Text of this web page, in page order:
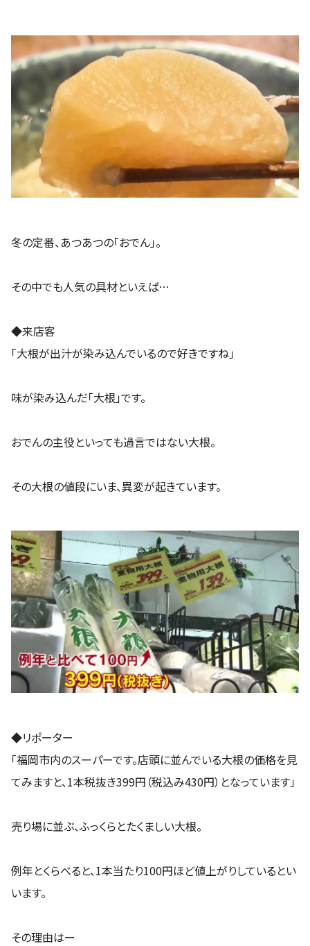
冬の定番、あつあつの「おでん」。
その中でも人気の具材といえば…
◆来店客
「大根が出汁が染み込んでいるので好きですね」
味が染み込んだ「大根」です。
おでんの主役といっても過言ではない大根。
その大根の値段にいま、異変が起きています。
◆リポーター
「福岡市内のスーパーです。店頭に並んでいる大根の価格を見
てみますと、1本税抜き399円（税込み430円）となっています」
売り場に並ぶ、ふっくらとたくましい大根。
例年とくらべると、1本当たり100円ほど値上がりしているとい
います。
その理由はー